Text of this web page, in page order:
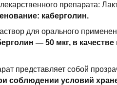
препарата:
каберголин.
для орального
— 50 мкг, в
представляет собой
соблюдении условий